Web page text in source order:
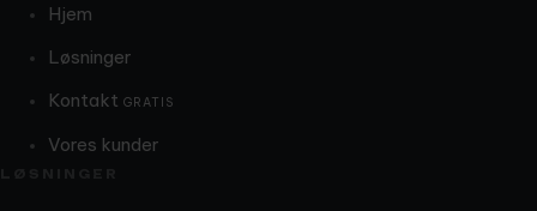
Hjem
Løsninger
Kontakt GRATIS
Vores kunder